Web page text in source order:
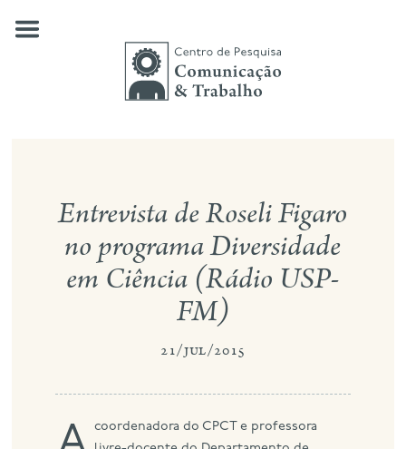
nossas pesquisas
publicações
notícias
eventos
contato
busca
Entrevista de Roseli Figaro
no programa Diversidade
em Ciência (Rádio USP-
FM)
21/jul/2015